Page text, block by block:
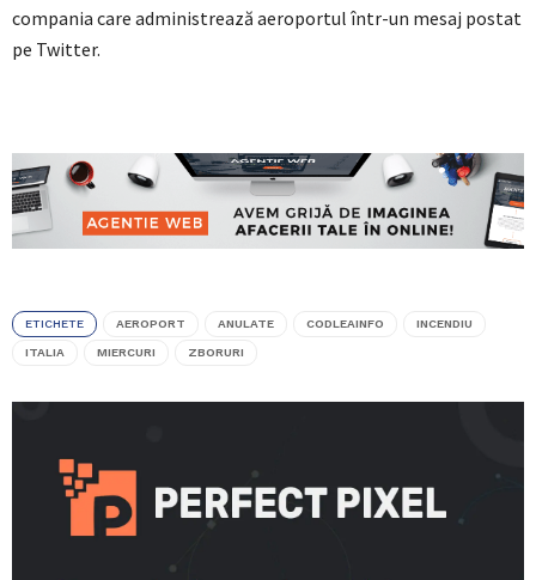
compania care administrează aeroportul într-un mesaj postat
pe Twitter.
ETICHETE AEROPORT ANULATE CODLEAINFO INCENDIU
ITALIA MIERCURI ZBORURI